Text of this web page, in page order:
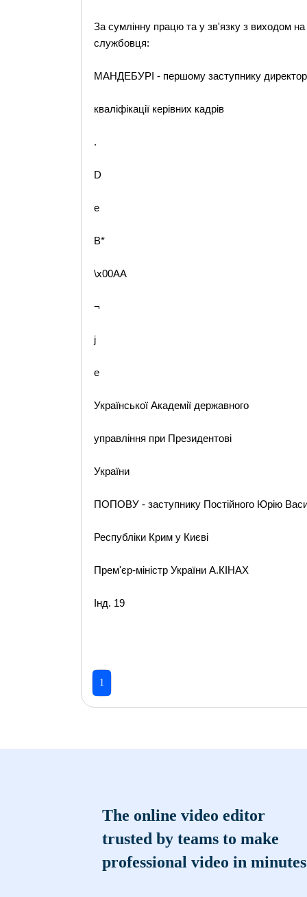
За сумлінну працю та у зв'язку з виходом
службовця:
МАНДЕБУРІ - першому заступнику
кваліфікації керівних кадрів
.
D
e
B*
\x00AA
¬
j
e
Української Академії державного
управління при Президентові
України
ПОПОВУ - заступнику Постійного Юрію
Республіки Крим у Києві
Прем'єр-міністр України А.КІНАХ
Інд. 19
1
The online video editor
trusted by teams to make
professional video in minutes